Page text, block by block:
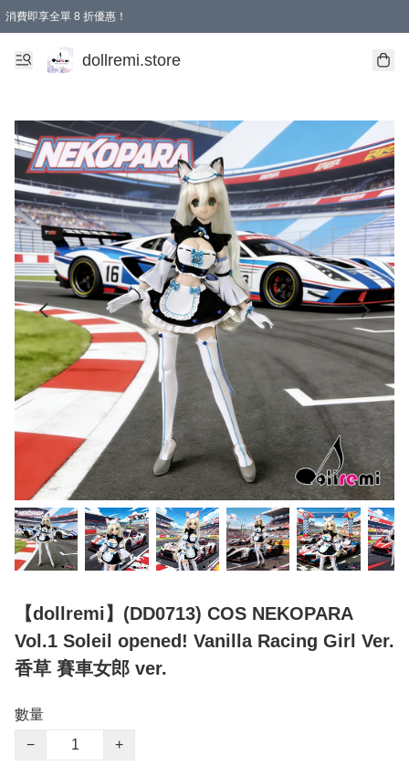
消費即享全單 8 折優惠！
購物滿 HKD 1500.00即享免運費優惠！（適用於 本地送貨、本地取貨、國際送貨 )
dollremi.store
【dollremi】(DD0713) COS NEKOPARA
Vol.1 Soleil opened! Vanilla Racing Girl Ver.
香草 賽車女郎 ver.
數量
−
+